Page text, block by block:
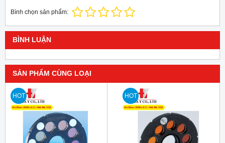
Bình chọn sản phẩm:
BÌNH LUẬN
SẢN PHẨM CÙNG LOẠI
HOT HOT